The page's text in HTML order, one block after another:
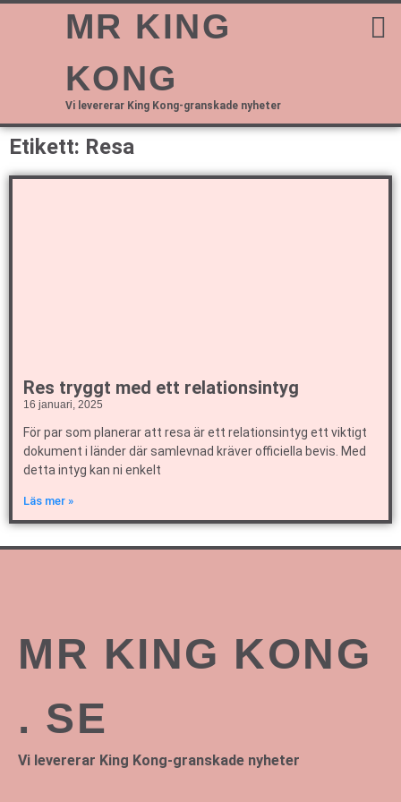
MR KING
KONG
Vi levererar King Kong-granskade nyheter
Etikett: Resa
Res tryggt med ett relationsintyg
16 januari, 2025
För par som planerar att resa är ett relationsintyg ett viktigt
dokument i länder där samlevnad kräver officiella bevis. Med
detta intyg kan ni enkelt
Läs mer »
MR KING KONG
. SE
Vi levererar King Kong-granskade nyheter